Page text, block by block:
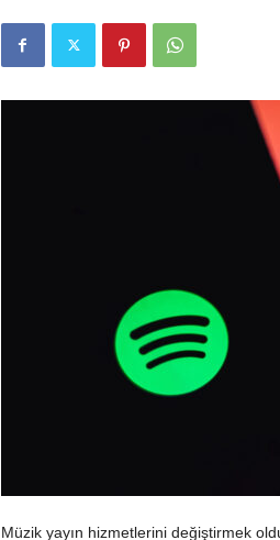
l
m
a
Müzik yayın hizmetlerini değiştirmek